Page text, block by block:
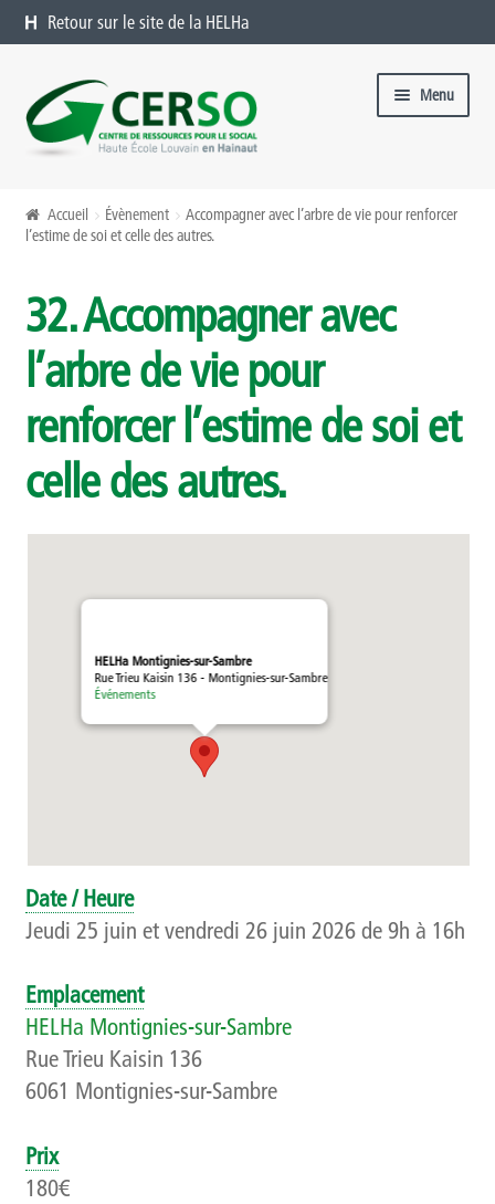
Retour sur le site de la HELHa
Aller à la navigation
Aller au contenu Menu
Présentation
Formations à venir
Formations passées
Organiser une formation chez vous
Offres sur mesure
Présentation
Publications
Qui sommes-nous ?
Présentation
Finalités, objectifs et balises déontologiques
Accueil Évènement
Accompagner avec l’arbre de vie pour renforcer
l’estime de soi et celle des autres.
32. Accompagner avec
l’arbre de vie pour
renforcer l’estime de soi et
celle des autres.
HELHa Montignies-sur-Sambre
Rue Trieu Kaisin 136 - Montignies-sur-Sambre
Événements
Date / Heure
Jeudi 25 juin et vendredi 26 juin 2026 de 9h à 16h
Emplacement
HELHa Montignies-sur-Sambre
Rue Trieu Kaisin 136
6061 Montignies-sur-Sambre
Prix
180€